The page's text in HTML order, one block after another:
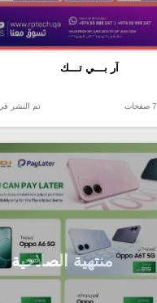
آر بـــي تـــك
7 صفحات تم النشر في
منتهية الصلاحية